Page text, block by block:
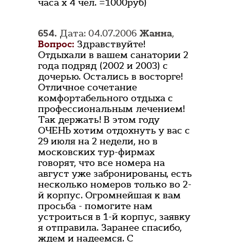
часа х 4 чел. =1000руб)
654. Дата: 04.07.2006 Жанна,
Вопрос: Здравствуйте!
Отдыхали в вашем санатории 2
года подряд (2002 и 2003) с
дочерью. Остались в восторге!
Отличное сочетание
комфортабельного отдыха с
профессиональным лечением!
Так держать! В этом году
ОЧЕНЬ хотим отдохнуть у вас с
29 июля на 2 недели, но в
московских тур-фирмах
говорят, что все номера на
август уже забронированы, есть
несколько номеров только во 2-
й корпус. Огромнейшая к вам
просьба - помогите нам
устроиться в 1-й корпус, заявку
я отправила. Заранее спасибо,
ждем и надеемся. C